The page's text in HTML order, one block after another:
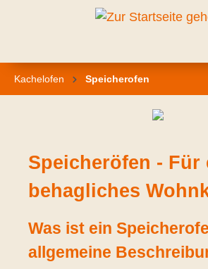
Kachelofen Speicherofen
Speicheröfen - Für
behagliches
Was ist ein
allgemeine